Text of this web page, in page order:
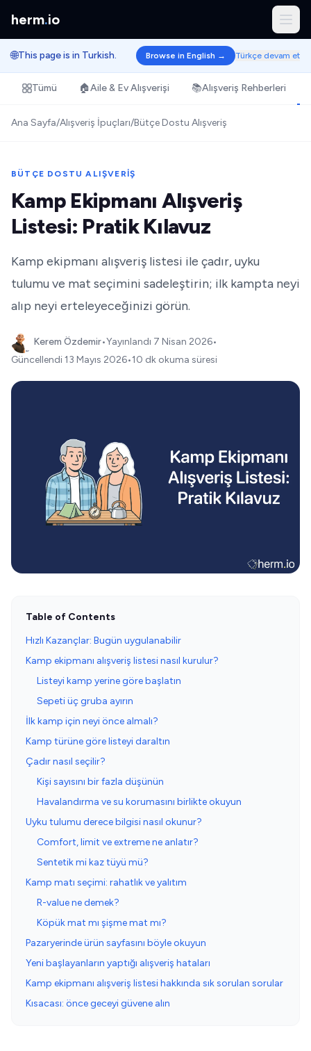
herm.io
🌐This page is in Turkish. Browse in English → Türkçe devam et
Tümü 🏠Aile & Ev Alışverişi 📚Alışveriş Rehberleri
Ana Sayfa/Alışveriş İpuçları/Bütçe Dostu Alışveriş
BÜTÇE DOSTU ALIŞVERIŞ
Kamp Ekipmanı Alışveriş
Listesi: Pratik Kılavuz
Kamp ekipmanı alışveriş listesi ile çadır, uyku
tulumu ve mat seçimini sadeleştirin; ilk kampta neyi
alıp neyi erteleyeceğinizi görün.
Kerem Özdemir•Yayınlandı 7 Nisan 2026•
Güncellendi13 Mayıs 2026•10 dk okuma süresi
Table of Contents
Hızlı Kazançlar: Bugün uygulanabilir
Kamp ekipmanı alışveriş listesi nasıl kurulur?
Listeyi kamp yerine göre başlatın
Sepeti üç gruba ayırın
İlk kamp için neyi önce almalı?
Kamp türüne göre listeyi daraltın
Çadır nasıl seçilir?
Kişi sayısını bir fazla düşünün
Havalandırma ve su korumasını birlikte okuyun
Uyku tulumu derece bilgisi nasıl okunur?
Comfort, limit ve extreme ne anlatır?
Sentetik mi kaz tüyü mü?
Kamp matı seçimi: rahatlık ve yalıtım
R-value ne demek?
Köpük mat mı şişme mat mı?
Pazaryerinde ürün sayfasını böyle okuyun
Yeni başlayanların yaptığı alışveriş hataları
Kamp ekipmanı alışveriş listesi hakkında sık sorulan sorular
Kısacası: önce geceyi güvene alın